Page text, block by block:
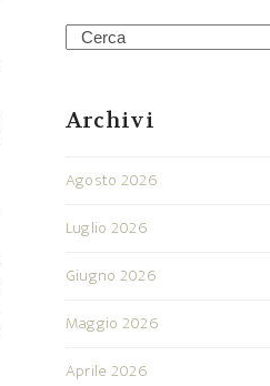
Search
Archivi
Agosto 2026
Luglio 2026
Giugno 2026
Maggio 2026
Aprile 2026